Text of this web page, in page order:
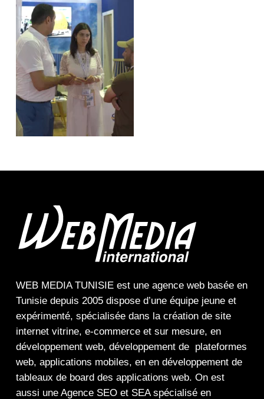
WEB MEDIA TUNISIEest une agence webbasée en
Tunisie depuis 2005 dispose d’une équipe jeune et
expérimenté, spécialisée dans la création de site
internet vitrine, e-commerceet sur mesure, en
développement web, développement de plateformes
web, applications mobiles, en en développement de
tableaux de boarddes applications web. On est
aussi une Agence SEOet SEAspécialisé en